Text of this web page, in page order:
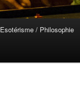
Esotérisme / Philosophie